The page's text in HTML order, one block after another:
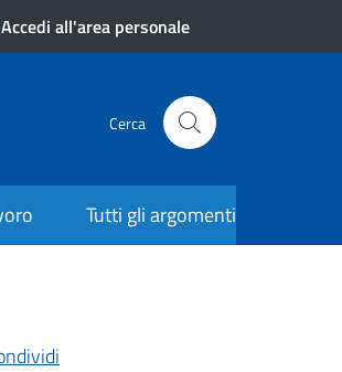
Accedi all'area personale
Cerca
Tutti gli argomenti